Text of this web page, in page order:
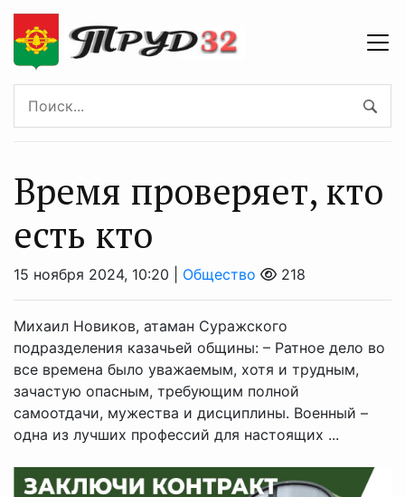
Время проверяет, кто
есть кто
15 ноября 2024, 10:20 | Общество 218
Михаил Новиков, атаман Суражского
подразделения казачьей общины: – Ратное дело во
все времена было уважаемым, хотя и трудным,
зачастую опасным, требующим полной
самоотдачи, мужества и дисциплины. Военный –
одна из лучших профессий для настоящих ...